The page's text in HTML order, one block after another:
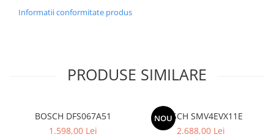
Informatii conformitate produs
PRODUSE SIMILARE
BOSCH DFS067A51
1.598,00 Lei
NOU
BOSCH SMV4EVX11E
2.688,00 Lei